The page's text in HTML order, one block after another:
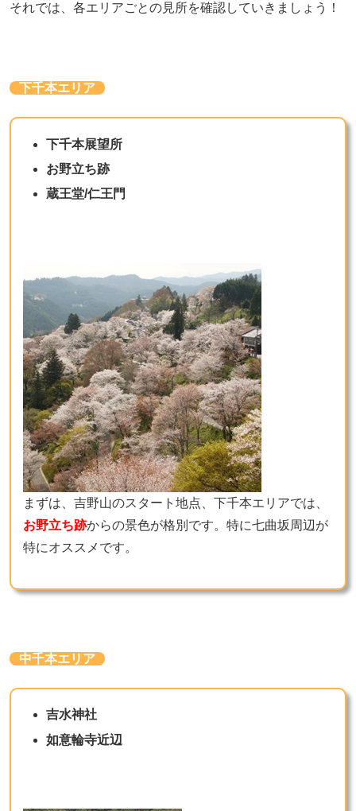
それでは、各エリアごとの見所を確認していきましょう！
下千本エリア
下千本展望所
お野立ち跡
蔵王堂/仁王門
まずは、吉野山のスタート地点、下千本エリアでは、
お野立ち跡からの景色が格別です。特に七曲坂周辺が
特にオススメです。
中千本エリア
吉水神社
如意輪寺近辺